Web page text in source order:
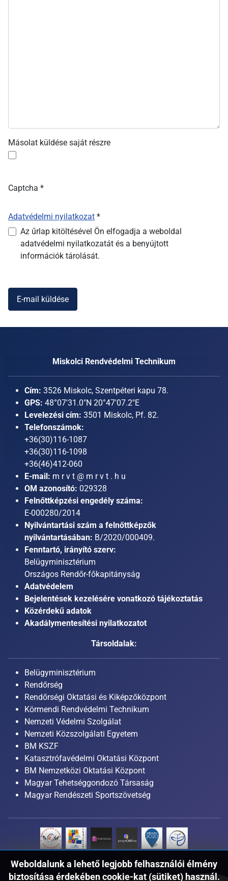
Másolat küldése saját részre
Captcha *
Adatvédelmi nyilatkozat *
Adatvédelmi nyilatkozat
Az űrlap kitöltésével Ön elfogadja a weboldal
adatvédelmi nyilatkozatát és a benyújtott
információk tárolását.
E-mail küldése
Miskolci Rendvédelmi Technikum
Cím: 3526 Miskolc, Szentpéteri kapu 78.
GPS: 48°07'31.0"N 20°47'07.2"E
Levelezési cím: 3501 Miskolc, Pf. 82.
Telefonszámok:
+36(30)116-1087
+36(30)116-1098
+36(46)412-060
E-mail: m r v t @ m r v t . h u
OM azonosító: 029328
Felnőttképzési engedély száma:
E-000280/2014
Nyilvántartási szám a felnőttképzők
nyilvántartásában: B/2020/000409.
Fenntartó, irányító szerv:
Belügyminisztérium
Országos Rendőr-főkapitányság
Adatvédelem
Bejelentések kezelésére vonatkozó tájékoztatás
Közérdekű adatok
Akadálymentesítési nyilatkozatot
Társoldalak:
Belügyminisztérium
Rendőrség
Rendőrségi Oktatási és Kiképzőközpont
Körmendi Rendvédelmi Technikum
Nemzeti Védelmi Szolgálat
Nemzeti Közszolgálati Egyetem
BM KSZF
Katasztrófavédelmi Oktatási Központ
BM Nemzetközi Oktatási Központ
Magyar Tehetséggondozó Társaság
Magyar Rendészeti Sportszövetség
Weboldalunk a lehető legjobb felhasználói élmény
biztosítása érdekében cookie-kat (sütiket) használ.